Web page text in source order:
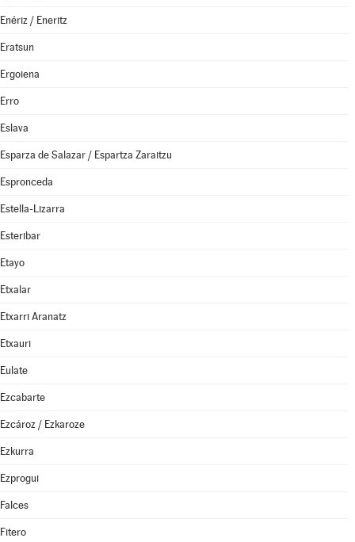
Enériz / Eneritz
Eratsun
Ergoiena
Erro
Eslava
Esparza de Salazar / Espartza Zaraitzu
Espronceda
Estella-Lizarra
Esteribar
Etayo
Etxalar
Etxarri Aranatz
Etxauri
Eulate
Ezcabarte
Ezcároz / Ezkaroze
Ezkurra
Ezprogui
Falces
Fitero